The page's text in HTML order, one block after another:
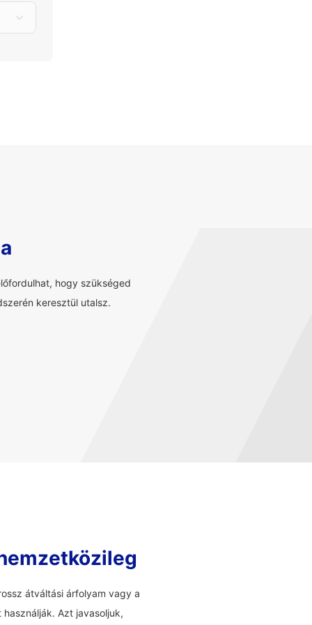
hogy szükséged
keresztül utalsz.
átváltási árfolyam vagy a
Azt javasoljuk,